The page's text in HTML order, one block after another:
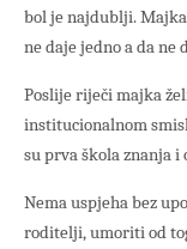
bol je najdublji.
ne daje jedno a da ne
Poslije riječi majka
institucionalnom
su prva škola znanja i
Nema uspjeha bez
roditelji, umoriti od